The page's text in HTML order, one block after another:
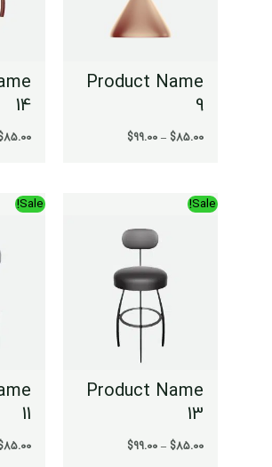
Product Name
9
$85.00
–
$99.00
14
85.00
Sale!
Product Name
13
$85.00
–
$99.00
تا
Sale!
11
85.00